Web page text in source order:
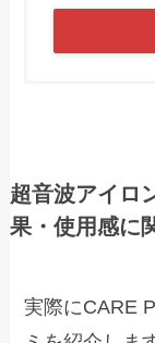
超音波アイロ
果・使用感に
実際にCARE